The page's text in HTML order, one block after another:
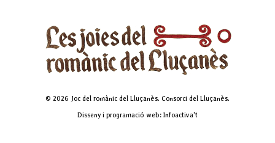
© 2026 Joc del romànic del Lluçanès. Consorci del Lluçanès.
Disseny i programació web: Infoactiva't